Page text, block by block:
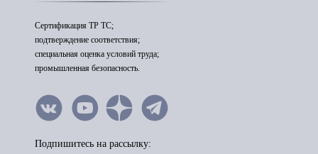
Сертификация ТР ТС;
подтверждение соответствия;
специальная оценка условий труда;
промышленная безопасность.
Подпишитесь на рассылку: